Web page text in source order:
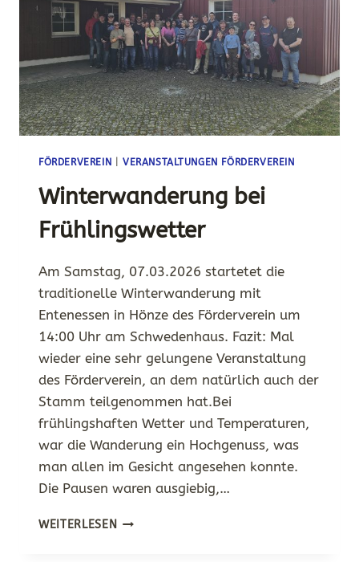
FÖRDERVEREIN VERANSTALTUNGEN FÖRDERVEREIN
Winterwanderung bei
Frühlingswetter
Am Samstag, 07.03.2026 startetet die
traditionelle Winterwanderung mit
Entenessen in Hönze des Förderverein um
14:00 Uhr am Schwedenhaus. Fazit: Mal
wieder eine sehr gelungene Veranstaltung
des Förderverein, an dem natürlich auch der
Stamm teilgenommen hat.Bei
frühlingshaften Wetter und Temperaturen,
war die Wanderung ein Hochgenuss, was
man allen im Gesicht angesehen konnte.
Die Pausen waren ausgiebig,…
WEITERLESENWINTERWANDERUNG